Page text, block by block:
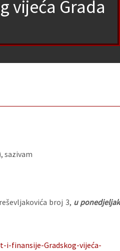
vijeća Grada
sazivam
broj 3, u ponedjeljak
i-finansije-Gradskog-vijeća-